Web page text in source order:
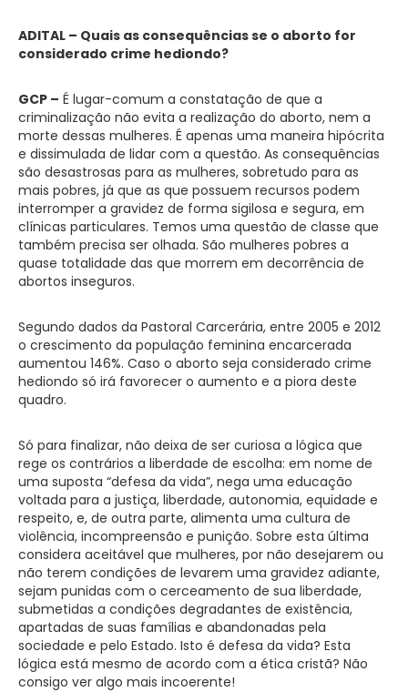
ADITAL – Quais as consequências se o aborto for
considerado crime hediondo?
GCP – É lugar-comum a constatação de que a
criminalização não evita a realização do aborto, nem a
morte dessas mulheres. É apenas uma maneira hipócrita
e dissimulada de lidar com a questão. As consequências
são desastrosas para as mulheres, sobretudo para as
mais pobres, já que as que possuem recursos podem
interromper a gravidez de forma sigilosa e segura, em
clínicas particulares. Temos uma questão de classe que
também precisa ser olhada. São mulheres pobres a
quase totalidade das que morrem em decorrência de
abortos inseguros.
Segundo dados da Pastoral Carcerária, entre 2005 e 2012
o crescimento da população feminina encarcerada
aumentou 146%. Caso o aborto seja considerado crime
hediondo só irá favorecer o aumento e a piora deste
quadro.
Só para finalizar, não deixa de ser curiosa a lógica que
rege os contrários a liberdade de escolha: em nome de
uma suposta “defesa da vida”, nega uma educação
voltada para a justiça, liberdade, autonomia, equidade e
respeito, e, de outra parte, alimenta uma cultura de
violência, incompreensão e punição. Sobre esta última
considera aceitável que mulheres, por não desejarem ou
não terem condições de levarem uma gravidez adiante,
sejam punidas com o cerceamento de sua liberdade,
submetidas a condições degradantes de existência,
apartadas de suas famílias e abandonadas pela
sociedade e pelo Estado. Isto é defesa da vida? Esta
lógica está mesmo de acordo com a ética cristã? Não
consigo ver algo mais incoerente!